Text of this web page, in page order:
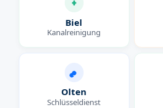
Biel
Kanalreinigung
Olten
Schlüsseldienst